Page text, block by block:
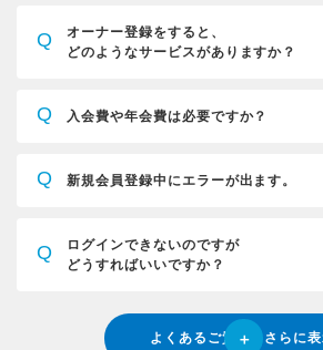
Q
オーナー登録をすると、
どのようなサービスがありますか？
Q 入会費や年会費は必要ですか？
Q 新規会員登録中にエラーが出ます。
Q
ログインできないのですが
どうすればいいですか？
よくあるご質問をさらに